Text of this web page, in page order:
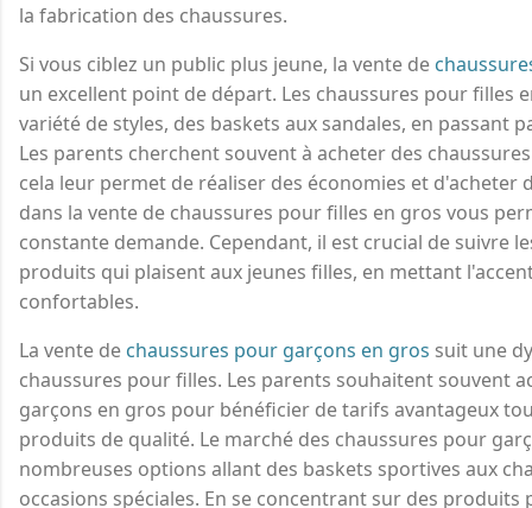
la fabrication des chaussures.
Si vous ciblez un public plus jeune, la vente de
un excellent point de départ. Les chaussures pour filles
variété de styles, des baskets aux sandales, en passant
Les parents cherchent souvent à acheter des
cela leur permet de réaliser des économies et d'acheter
dans la vente de chaussures pour filles en gros vous
constante demande. Cependant, il est crucial de suivre
produits qui plaisent aux jeunes filles, en mettant
confortables.
La vente de chaussures pour garçons en gros suit une
chaussures pour filles. Les parents souhaitent souvent
garçons en gros pour bénéficier de tarifs avantageux
produits de qualité. Le marché des chaussures pour
nombreuses options allant des baskets sportives aux
occasions spéciales. En se concentrant sur des